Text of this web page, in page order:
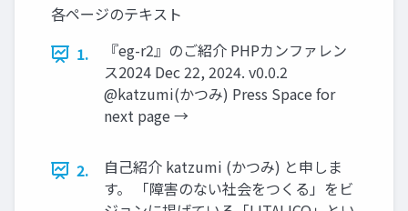
各ページのテキスト
1.
『eg-r2』のご紹介 PHPカンファレン
ス2024 Dec 22, 2024. v0.0.2
@katzumi(かつみ) Press Space for
next page →
2.
自己紹介 katzumi (かつみ) と申しま
す。 「障害のない社会をつくる」をビ